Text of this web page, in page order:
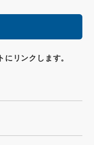
リンクします。